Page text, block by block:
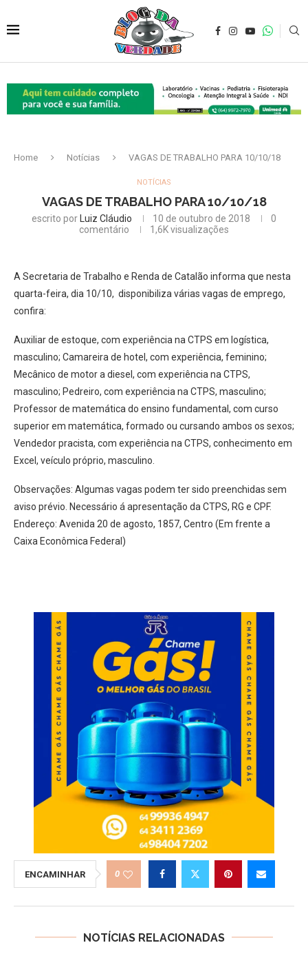
Home Notícias VAGAS DE TRABALHO PARA 10/10/18
NOTÍCIAS
VAGAS DE TRABALHO PARA 10/10/18
escrito por Luiz Cláudio 10 de outubro de 2018
0
comentário
1,6Kvisualizações
A Secretaria de Trabalho e Renda de Catalão informa que nesta
quarta-feira, dia 10/10, disponibiliza várias vagas de emprego,
confira:
Auxiliar de estoque, com experiência na CTPS em logística,
masculino; Camareira de hotel, com experiência, feminino;
Mecânico de motor a diesel, com experiência na CTPS,
masculino; Pedreiro, com experiência na CTPS, masculino;
Professor de matemática do ensino fundamental, com curso
superior em matemática, formado ou cursando ambos os sexos;
Vendedor pracista, com experiência na CTPS, conhecimento em
Excel, veículo próprio, masculino.
Observações: Algumas vagas podem ter sido preenchidas sem
aviso prévio. Necessário á apresentação da CTPS, RG e CPF.
Endereço: Avenida 20 de agosto, 1857, Centro (Em frente a
Caixa Econômica Federal)
ENCAMINHAR 0
NOTÍCIAS RELACIONADAS